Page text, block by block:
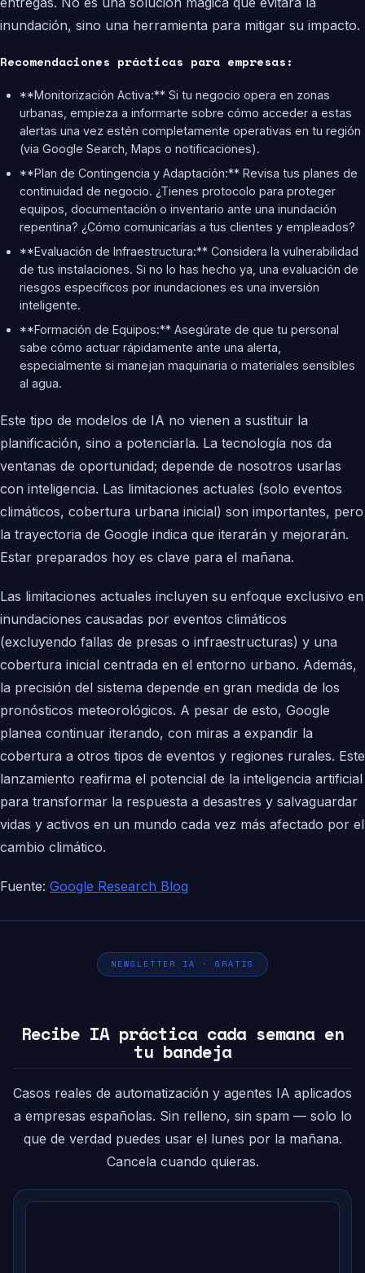
inundación, sino una herramienta para mitigar su impacto.
Recomendaciones prácticas para empresas:
**Monitorización Activa:** Si tu negocio opera en zonas
urbanas, empieza a informarte sobre cómo acceder a estas
alertas una vez estén completamente operativas en tu región
(via Google Search, Maps o notificaciones).
**Plan de Contingencia y Adaptación:** Revisa tus planes de
continuidad de negocio. ¿Tienes protocolo para proteger
equipos, documentación o inventario ante una inundación
repentina? ¿Cómo comunicarías a tus clientes y empleados?
**Evaluación de Infraestructura:** Considera la vulnerabilidad
de tus instalaciones. Si no lo has hecho ya, una evaluación de
riesgos específicos por inundaciones es una inversión
inteligente.
**Formación de Equipos:** Asegúrate de que tu personal
sabe cómo actuar rápidamente ante una alerta,
especialmente si manejan maquinaria o materiales sensibles
al agua.
Este tipo de modelos de IA no vienen a sustituir la
planificación, sino a potenciarla. La tecnología nos da
ventanas de oportunidad; depende de nosotros usarlas
con inteligencia. Las limitaciones actuales (solo eventos
climáticos, cobertura urbana inicial) son importantes, pero
la trayectoria de Google indica que iterarán y mejorarán.
Estar preparados hoy es clave para el mañana.
Las limitaciones actuales incluyen su enfoque exclusivo en
inundaciones causadas por eventos climáticos
(excluyendo fallas de presas o infraestructuras) y una
cobertura inicial centrada en el entorno urbano. Además,
la precisión del sistema depende en gran medida de los
pronósticos meteorológicos. A pesar de esto, Google
planea continuar iterando, con miras a expandir la
cobertura a otros tipos de eventos y regiones rurales. Este
lanzamiento reafirma el potencial de la inteligencia artificial
para transformar la respuesta a desastres y salvaguardar
vidas y activos en un mundo cada vez más afectado por el
cambio climático.
Fuente: Google Research Blog
NEWSLETTER IA · GRATIS
Recibe IA práctica cada semana en
tu bandeja
Casos reales de automatización y agentes IA aplicados
a empresas españolas. Sin relleno, sin spam — solo lo
que de verdad puedes usar el lunes por la mañana.
Cancela cuando quieras.